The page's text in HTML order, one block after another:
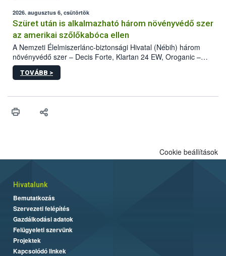
az intenzív felderítést, emellett az intézkedéseket a szlovák
hatósággal is összehangolják a terjedés megállítása érdekében.
2026. augusztus 6, csütörtök
Szüret után is alkalmazható három növényvédő szer
az amerikai szőlőkabóca ellen
A Nemzeti Élelmiszerlánc-biztonsági Hivatal (Nébih) három
növényvédő szer – Decis Forte, Klartan 24 EW, Oroganic –
engedélyokiratát módosította, így azok a szüretet követően,
egészen a vesszőérettség (BBCH 91) stádiumáig
érésű szőlőkben is legyen lehetőség a károsító elleni további
felhasználók számára is elérhető és ökológiai termesztésben is
TOVÁBB >
Cookie beállítások
Hivatalunk
Bemutatkozás
Szervezeti felépítés
Gazdálkodási adatok
Felügyeleti szervünk
Projektek
Kapcsolódó linkek